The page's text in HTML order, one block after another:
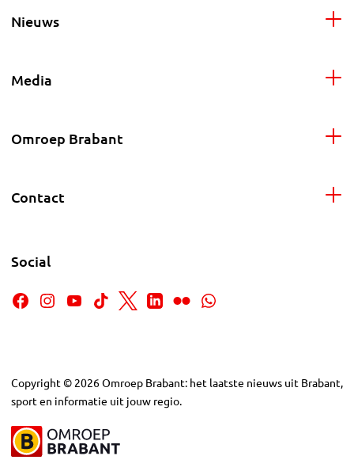
Nieuws
Media
Omroep Brabant
Contact
Social
Copyright © 2026Omroep Brabant: het laatste nieuws uit Brabant,
sport en informatie uit jouw regio.